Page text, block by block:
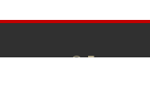
©